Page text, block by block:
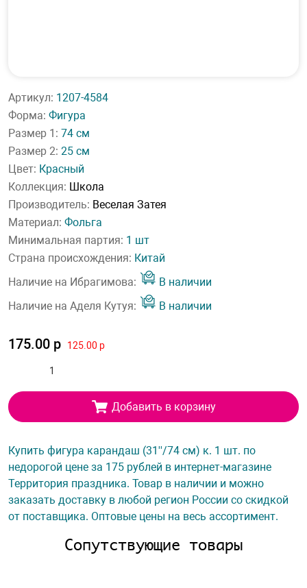
Артикул: 1207-4584
Форма: Фигура
Размер 1: 74 см
Размер 2: 25 см
Цвет: Красный
Коллекция: Школа
Производитель: Веселая Затея
Материал: Фольга
Минимальная партия: 1 шт
Страна происхождения: Китай
Наличие на Ибрагимова:
В наличии
Наличие на Аделя Кутуя:
В наличии
175.00 р 125.00 р
Добавить в корзину
Купить фигура карандаш (31''/74 см) к. 1 шт. по
недорогой цене за 175 рублей в интернет-магазине
Территория праздника. Товар в наличии и можно
заказать доставку в любой регион России со скидкой
от поставщика. Оптовые цены на весь ассортимент.
Сопутствующие товары